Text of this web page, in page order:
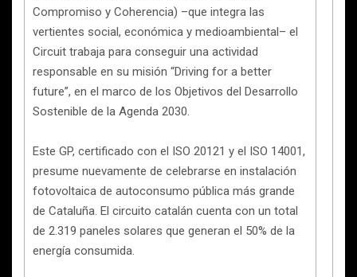
Compromiso y Coherencia) –que integra las
vertientes social, económica y medioambiental– el
Circuit trabaja para conseguir una actividad
responsable en su misión “Driving for a better
future”, en el marco de los Objetivos del Desarrollo
Sostenible de la Agenda 2030.
Este GP, certificado con el ISO 20121 y el ISO 14001,
presume nuevamente de celebrarse en instalación
fotovoltaica de autoconsumo pública más grande
de Cataluña. El circuito catalán cuenta con un total
de 2.319 paneles solares que generan el 50% de la
energía consumida.